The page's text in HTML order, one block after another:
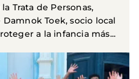
Trata de Personas,
Toek, socio local
a la infancia más...